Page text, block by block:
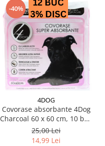
-40%
4DOG
Covorase absorbante 4Dog
Charcoal 60 x 60 cm, 10 buc
/ pachet
25,00 Lei
14,99 Lei